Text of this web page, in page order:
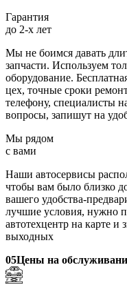
Гарантия
до 2-х лет
Мы не боимся давать
запчасти. Используем
оборудование.
цех, точные сроки
телефону, специалисты
вопросы, запишут на
Мы рядом
с вами
Наши автосервисы
чтобы вам было близко
вашего удобства-
лучшие условия, нужно
автотехцентр на карте и
выходных
05Цены на